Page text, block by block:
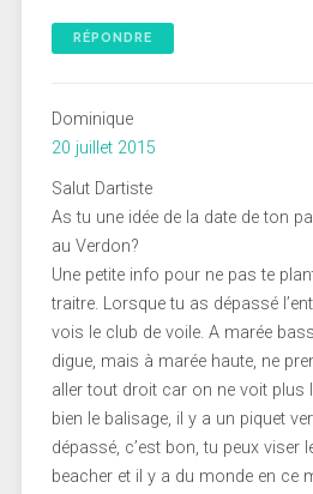
RÉPONDRE
Dominique
20 juillet 2015
Salut Dartiste
As tu une idée de la date de ton
au Verdon?
Une petite info pour ne pas te
traitre. Lorsque tu as dépassé
vois le club de voile. A marée
digue, mais à marée haute, ne
aller tout droit car on ne voit plus
bien le balisage, il y a un piquet
dépassé, c’est bon, tu peux viser
beacher et il y a du monde en ce